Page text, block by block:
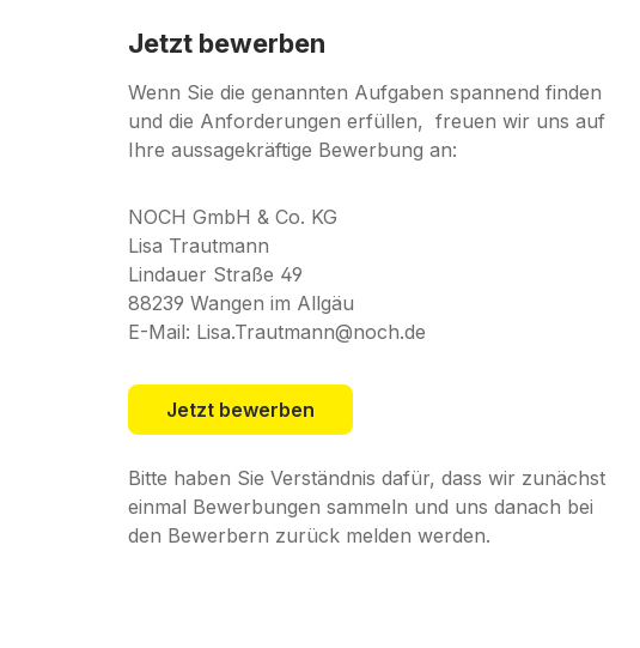
Jetzt bewerben
Wenn Sie die genannten Aufgaben spannend finden
und die Anforderungen erfüllen, freuen wir uns auf
Ihre aussagekräftige Bewerbung an:
NOCH GmbH & Co. KG
Lisa Trautmann
Lindauer Straße 49
88239 Wangen im Allgäu
E-Mail: Lisa.Trautmann@noch.de
Jetzt bewerben
Bitte haben Sie Verständnis dafür, dass wir zunächst
einmal Bewerbungen sammeln und uns danach bei
den Bewerbern zurück melden werden.